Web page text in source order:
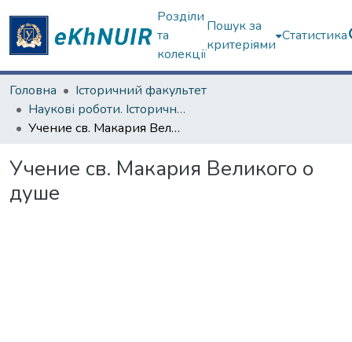
Розділи
та
колекції
Пошук за
критеріями
Статистика
Головна
Історичний факультет
Наукові роботи. Історичний факультет
Учение св. Макария Великого о душе
Учение св. Макария Великого о
душе